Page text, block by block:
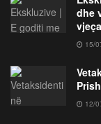
dhe
15/
12/